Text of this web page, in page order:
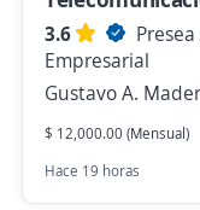
3.6
Empresarial
Gustavo A.
$ 12,000.00 (Mensual)
Hace 19 horas